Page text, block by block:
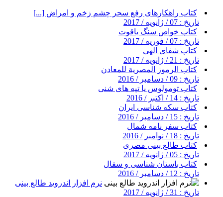
کتاب راهکارهای رفع سحر چشم زخم و امراض [...]
تاریخ : 07 / ژانویه / 2017
کتاب خواص سنگ یاقوت
تاریخ : 07 / فوریه / 2017
کتاب شفای الهی
تاریخ : 21 / ژانویه / 2017
کتاب الرموز المصرية للمعادن
تاریخ : 09 / دسامبر / 2016
کتاب تومولوس یا تپه های شنی
تاریخ : 14 / اکتبر / 2016
کتاب سکه شناسی ایران
تاریخ : 15 / دسامبر / 2016
کتاب سفر نامه شمال
تاریخ : 18 / نوامبر / 2016
کتاب طالع بینی مصری
تاریخ : 05 / ژانویه / 2017
کتاب باستان شناسی و سفال
تاریخ : 12 / دسامبر / 2016
نرم افزار اندروید طالع بینی
تاریخ : 31 / ژانویه / 2017